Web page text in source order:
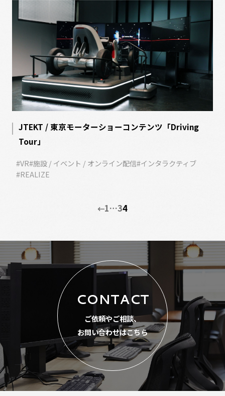
JTEKT / 東京モーターショーコンテンツ「Driving
Tour」
#VR#施設 / イベント / オンライン配信#インタラクティブ
#REALIZE
1…34
CONTACT
ご依頼やご相談、
お問い合わせはこちら